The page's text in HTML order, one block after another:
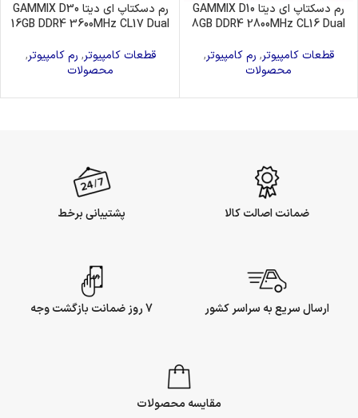
رم دسکتاپ ای دیتا GAMMIX D10
8GB DDR4 2800MHz CL16 Dual
قطعات کامپیوتر, رم کامپیوتر,
محصولات
رم دسکتاپ ای دیتا GAMMIX D30
16GB DDR4 3600MHz CL17 Dual
قطعات کامپیوتر, رم کامپیوتر,
محصولات
ضمانت اصالت کالا پشتیبانی برخط
ارسال سریع به سراسر کشور 7 روز ضمانت بازگشت وجه
مقایسه محصولات